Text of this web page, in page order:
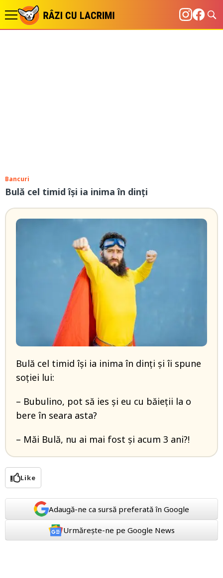
Bancuri
Bulă cel timid își ia inima în dinți
Bulă cel timid își ia inima în dinți și îi spune
soției lui:
– Bubulino, pot să ies și eu cu băieții la o
bere în seara asta?
– Măi Bulă, nu ai mai fost și acum 3 ani?!
Like
Adaugă-ne ca sursă preferată în Google
Urmărește-ne pe Google News